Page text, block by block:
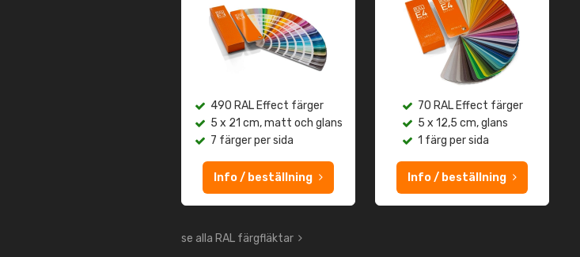
490 RAL Effect färger
5 x 21 cm, matt och glans
7 färger per sida
Info / beställning
70 RAL Effect färger
5 x 12,5 cm, glans
1 färg per sida
Info / beställning
se alla RAL färgfläktar